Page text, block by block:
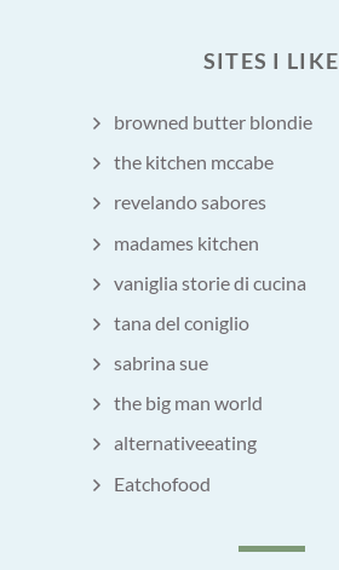
SITES I LIKE
browned butter blondie
the kitchen mccabe
revelando sabores
madames kitchen
vaniglia storie di cucina
tana del coniglio
sabrina sue
the big man world
alternativeeating
Eatchofood